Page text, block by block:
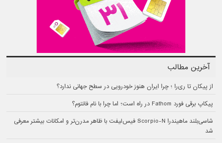
آخرین مطالب
از پیکان تا ری‌را ؛ چرا ایران هنوز خودرویی در سطح جهانی ندارد؟
پیکاپ برقی فورد Fathom در راه است؛ اما چرا با نام فانتوم؟
شاسی‌بلند ماهیندرا Scorpio-N فیس‌لیفت با ظاهر مدرن‌تر و امکانات بیشتر معرفی
شد